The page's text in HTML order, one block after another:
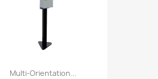
Multi-Orientation...